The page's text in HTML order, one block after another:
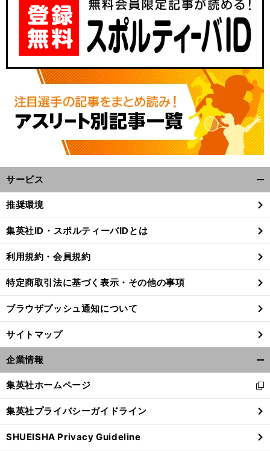
」 を予感させた上林誠知の衝撃弾
サービス
閉
る
推奨環境
集英社ID・スポルティーバIDとは
利用規約・会員規約
特定商取引法に基づく表示・その他の事項
ブラウザプッシュ通知について
サイトマップ
企業情報
閉
る
集英社ホームページ
新
し
い
ウ
ィ
集英社プライバシーガイドライン
SHUEISHA Privacy Guideline